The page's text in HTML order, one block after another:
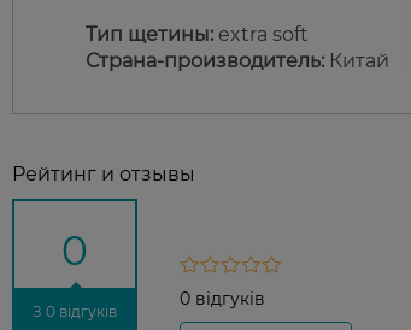
Тип щетины: extra soft
Страна-производитель: Китай
Рейтинг и отзывы
0
З 0 відгуків
0 відгуків